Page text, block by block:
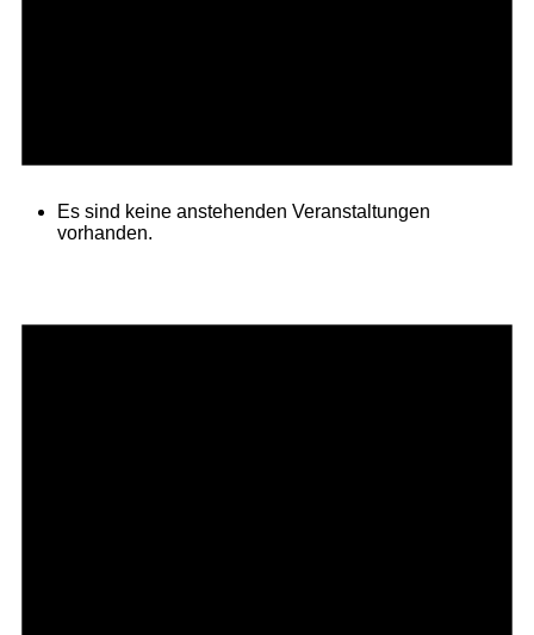
Es sind keine anstehenden Veranstaltungen
vorhanden.